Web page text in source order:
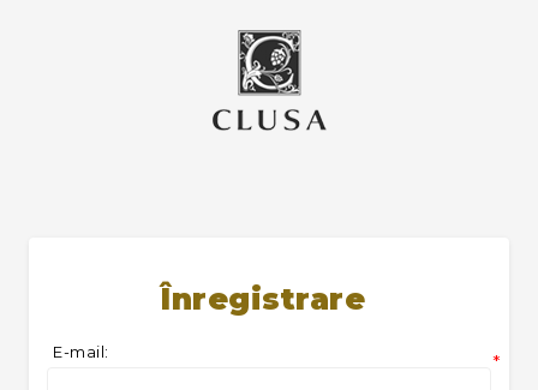
Înregistrare
E-mail: *